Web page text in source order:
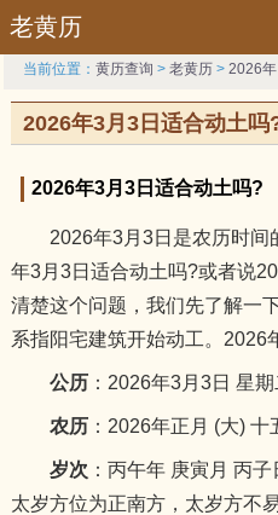
老黄历
当前位置：黄历查询 >老黄历 >2026年
2026年3月3日适合动土吗
2026年3月3日适合动土吗?
2026年3月3日是农历时间
年3月3日适合动土吗?或者说
清楚这个问题，我们先了解一
系指阳宅建筑开始动工。2026
公历：2026年3月3日 星
农历：2026年正月 (大) 十
岁次 ：丙午年 庚寅月 丙
太岁方位为正南方，太岁方不